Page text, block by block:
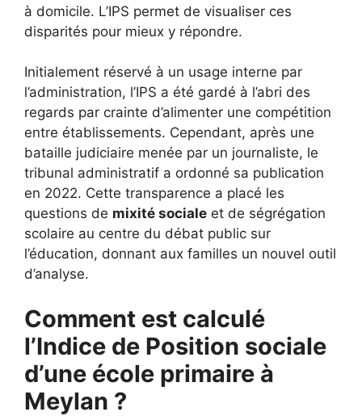
à domicile. L’IPS permet de visualiser ces
disparités pour mieux y répondre.
Initialement réservé à un usage interne par
l’administration, l’IPS a été gardé à l’abri des
regards par crainte d’alimenter une compétition
entre établissements. Cependant, après une
bataille judiciaire menée par un journaliste, le
tribunal administratif a ordonné sa publication
en 2022. Cette transparence a placé les
questions de mixité sociale et de ségrégation
scolaire au centre du débat public sur
l’éducation, donnant aux familles un nouvel outil
d’analyse.
Comment est calculé
l’Indice de Position sociale
d’une école primaire à
Meylan ?